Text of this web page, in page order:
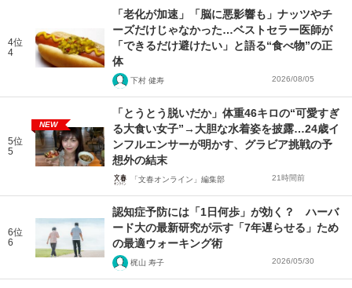
4位
4
「老化が加速」「脳に悪影響も」ナッツやチ
ーズだけじゃなかった…ベストセラー医師が
「できるだけ避けたい」と語る“食べ物”の正
体
下村 健寿 2026/08/05
5位
5
NEW
「とうとう脱いだか」体重46キロの“可愛すぎ
る大食い女子”→大胆な水着姿を披露…24歳イ
ンフルエンサーが明かす、グラビア挑戦の予
想外の結末
「文春オンライン」編集部 21時間前
6位
6
認知症予防には「1日何歩」が効く？ ハーバ
ード大の最新研究が示す「7年遅らせる」ため
の最適ウォーキング術
梶山 寿子 2026/05/30